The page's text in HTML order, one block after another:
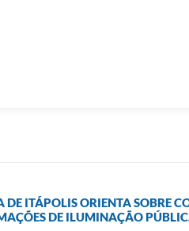
DE ITÁPOLIS ORIENTA SOBRE
DE ILUMINAÇÃO